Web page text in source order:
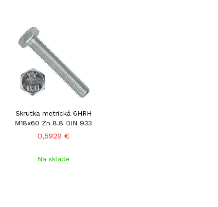
Skrutka metrická 6HRH
M18x60 Zn 8.8 DIN 933
0,5929 €
Na sklade